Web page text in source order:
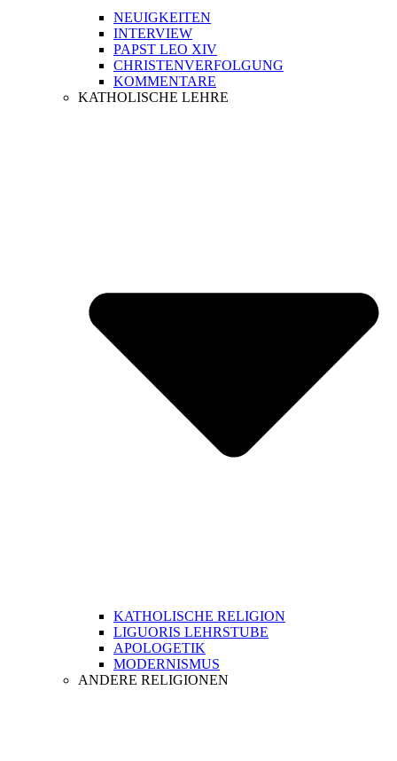
NEUIGKEITEN
INTERVIEW
PAPST LEO XIV
CHRISTENVERFOLGUNG
KOMMENTARE
KATHOLISCHE LEHRE
KATHOLISCHE RELIGION
LIGUORIS LEHRSTUBE
APOLOGETIK
MODERNISMUS
ANDERE RELIGIONEN